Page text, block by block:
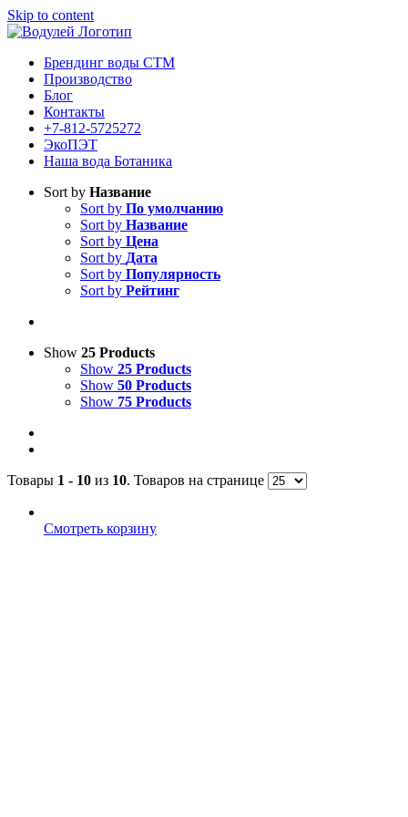
Skip to content
Брендинг воды СТМ
Производство
Блог
Контакты
+7-812-5725272
ЭкоПЭТ
Наша вода Ботаника
Sort by Название
Sort by По умолчанию
Sort by Название
Sort by Цена
Sort by Дата
Sort by Популярность
Sort by Рейтинг
Show 25 Products
Show 25 Products
Show 50 Products
Show 75 Products
Товары 1 - 10 из 10. Товаров на странице
Смотреть корзину